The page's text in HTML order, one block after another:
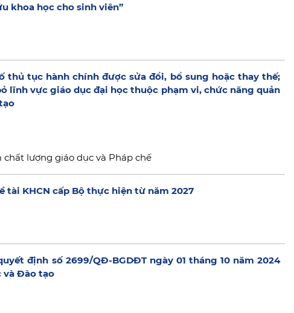
khoa học cho sinh viên”
thủ tục hành chính được sửa đổi, bổ sung hoặc thay thế;
lĩnh vực giáo dục đại học thuộc phạm vi, chức năng quản
chất lượng giáo dục và Pháp chế
tài KHCN cấp Bộ thực hiện từ năm 2027
định số 2699/QĐ-BGDĐT ngày 01 tháng 10 năm 2024
và Đào tạo